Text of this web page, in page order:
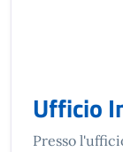
Ufficio
Presso